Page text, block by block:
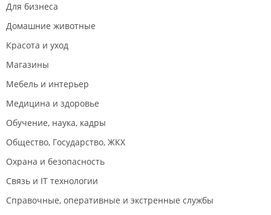
Для бизнеса
Домашние животные
Красота и уход
Магазины
Мебель и интерьер
Медицина и здоровье
Обучение, наука, кадры
Общество, Государство, ЖКХ
Охрана и безопасность
Связь и IT технологии
Справочные, оперативные и экстренные службы